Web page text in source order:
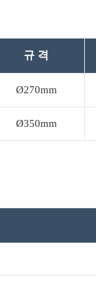
규 격
Ø270mm
Ø350mm